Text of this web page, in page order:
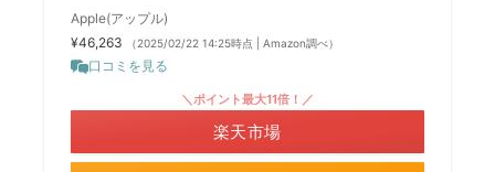
Apple(アップル)
¥46,263
（2025/02/22 14:25時点 | Amazon調べ）
口コミを見る
＼ポイント最大11倍！／
楽天市場